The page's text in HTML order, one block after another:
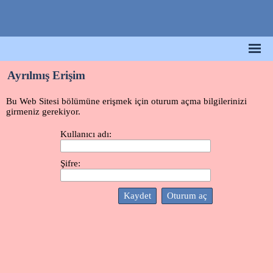
Ayrılmış Erişim
Bu Web Sitesi bölümüne erişmek için oturum açma bilgilerinizi
girmeniz gerekiyor.
Kullanıcı adı:
Şifre: